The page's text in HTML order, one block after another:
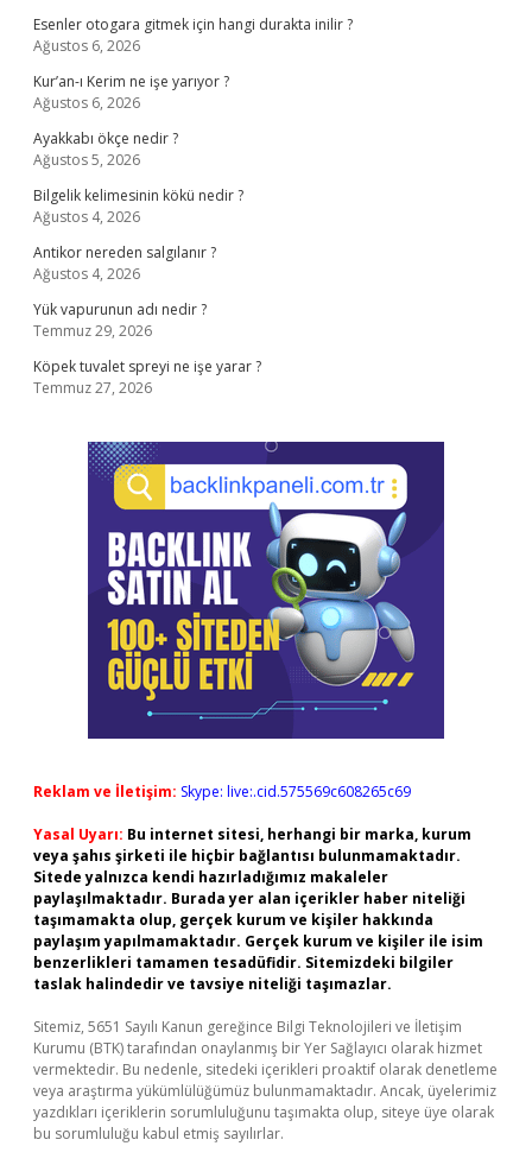
Esenler otogara gitmek için hangi durakta inilir ?
Ağustos 6, 2026
Kur’an-ı Kerim ne işe yarıyor ?
Ağustos 6, 2026
Ayakkabı ökçe nedir ?
Ağustos 5, 2026
Bilgelik kelimesinin kökü nedir ?
Ağustos 4, 2026
Antikor nereden salgılanır ?
Ağustos 4, 2026
Yük vapurunun adı nedir ?
Temmuz 29, 2026
Köpek tuvalet spreyi ne işe yarar ?
Temmuz 27, 2026
Reklam ve İletişim: Skype: live:.cid.575569c608265c69
Yasal Uyarı: Bu internet sitesi, herhangi bir marka, kurum
veya şahıs şirketi ile hiçbir bağlantısı bulunmamaktadır.
Sitede yalnızca kendi hazırladığımız makaleler
paylaşılmaktadır. Burada yer alan içerikler haber niteliği
taşımamakta olup, gerçek kurum ve kişiler hakkında
paylaşım yapılmamaktadır. Gerçek kurum ve kişiler ile isim
benzerlikleri tamamen tesadüfidir. Sitemizdeki bilgiler
taslak halindedir ve tavsiye niteliği taşımazlar.
Sitemiz, 5651 Sayılı Kanun gereğince Bilgi Teknolojileri ve İletişim
Kurumu (BTK) tarafından onaylanmış bir Yer Sağlayıcı olarak hizmet
vermektedir. Bu nedenle, sitedeki içerikleri proaktif olarak denetleme
veya araştırma yükümlülüğümüz bulunmamaktadır. Ancak, üyelerimiz
yazdıkları içeriklerin sorumluluğunu taşımakta olup, siteye üye olarak
bu sorumluluğu kabul etmiş sayılırlar.